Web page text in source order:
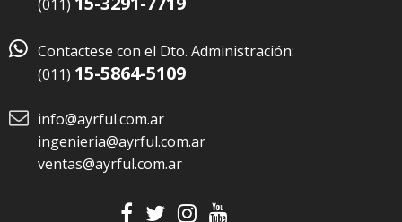
(011)
 Contactese con el Dto. Administración:
(011) 15-5864-5109
info@ayrful.com.ar
ingenieria@ayrful.com.ar
ventas@ayrful.com.ar